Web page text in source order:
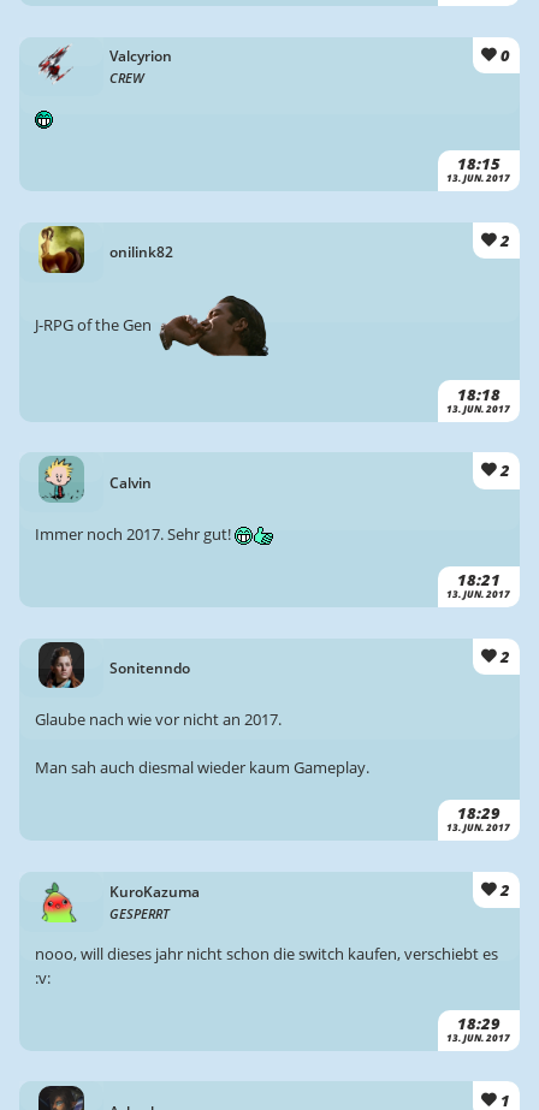
Valcyrion
CREW
0
18:15
13. JUN. 2017
onilink82
2
18:18
13. JUN. 2017
J-RPG of the Gen
Calvin
2
18:21
13. JUN. 2017
Immer noch 2017. Sehr gut!
Sonitenndo
2
18:29
13. JUN. 2017
Glaube nach wie vor nicht an 2017.
Man sah auch diesmal wieder kaum Gameplay.
KuroKazuma
GESPERRT
2
18:29
13. JUN. 2017
nooo, will dieses jahr nicht schon die switch kaufen, verschiebt es
:v:
1